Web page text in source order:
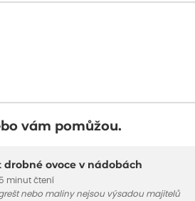
vám pomůžou.
drobné ovoce v nádobách
5 minut čtení
nebo maliny nejsou výsadou majitelů